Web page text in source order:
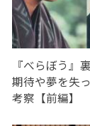
『べらぼう
期待や夢を失
考察【前編】